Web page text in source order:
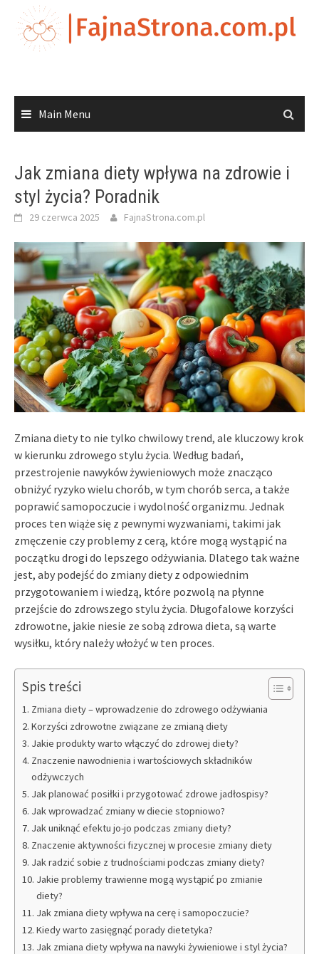
content
Main Menu
Jak zmiana diety wpływa na zdrowie i
styl życia? Poradnik
29 czerwca 2025 FajnaStrona.com.pl
Zmiana diety to nie tylko chwilowy trend, ale kluczowy krok
w kierunku zdrowego stylu życia. Według badań,
przestrojenie nawyków żywieniowych może znacząco
obniżyć ryzyko wielu chorób, w tym chorób serca, a także
poprawić samopoczucie i wydolność organizmu. Jednak
proces ten wiąże się z pewnymi wyzwaniami, takimi jak
zmęczenie czy problemy z cerą, które mogą wystąpić na
początku drogi do lepszego odżywiania. Dlatego tak ważne
jest, aby podejść do zmiany diety z odpowiednim
przygotowaniem i wiedzą, które pozwolą na płynne
przejście do zdrowszego stylu życia. Długofalowe korzyści
zdrowotne, jakie niesie ze sobą zdrowa dieta, są warte
wysiłku, który należy włożyć w ten proces.
Spis treści
Zmiana diety – wprowadzenie do zdrowego odżywiania
Korzyści zdrowotne związane ze zmianą diety
Jakie produkty warto włączyć do zdrowej diety?
Znaczenie nawodnienia i wartościowych składników
odżywczych
Jak planować posiłki i przygotować zdrowe jadłospisy?
Jak wprowadzać zmiany w diecie stopniowo?
Jak uniknąć efektu jo-jo podczas zmiany diety?
Znaczenie aktywności fizycznej w procesie zmiany diety
Jak radzić sobie z trudnościami podczas zmiany diety?
Jakie problemy trawienne mogą wystąpić po zmianie
diety?
Jak zmiana diety wpływa na cerę i samopoczucie?
Kiedy warto zasięgnąć porady dietetyka?
Jak zmiana diety wpływa na nawyki żywieniowe i styl życia?